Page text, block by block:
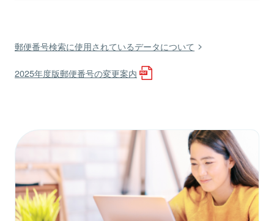
郵便番号検索に使用されているデータについて
2025年度版郵便番号の変更案内